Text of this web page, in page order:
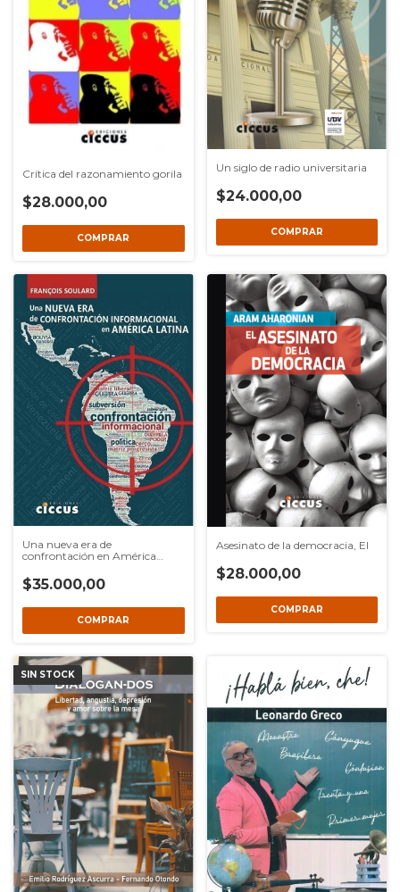
Crítica del razonamiento gorila
$28.000,00
Un siglo de radio universitaria
$24.000,00
Una nueva era de
confrontación en América
$35.000,00
Asesinato de la democracia, El
$28.000,00
SIN STOCK